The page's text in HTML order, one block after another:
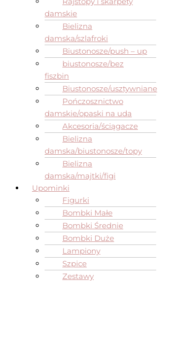
damskie
Bielizna
damska/szlafroki
Biustonosze/push – up
biustonosze/bez
fiszbin
Biustonosze/usztywniane
Pończosznictwo
damskie/opaski na uda
Akcesoria/ściągacze
Bielizna
damska/biustonosze/topy
Bielizna
damska/majtki/figi
Upominki
Figurki
Bombki Małe
Bombki Średnie
Bombki Duże
Lampiony
Szpice
Zestawy